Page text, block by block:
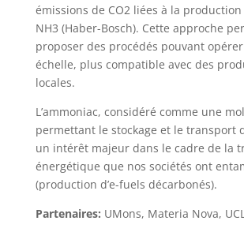
émissions de CO2 liées à la
NH3 (Haber-Bosch). Cette approche
proposer des procédés pouvant
échelle, plus compatible avec des
locales.
L’ammoniac, considéré comme une
permettant le stockage et le transport
un intérêt majeur dans le cadre de la
énergétique que nos sociétés ont
(production d’e-fuels décarbonés).
Partenaires: UMons, Materia Nova,